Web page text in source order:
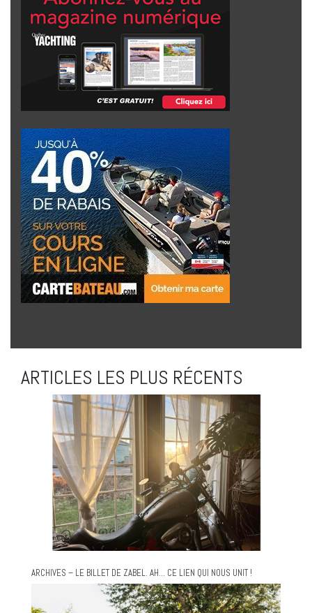
ARTICLES LES PLUS RÉCENTS
ARCHIVES – LE BILLET DE ZABEL. AH… CE LIEN QUI NOUS UNIT !